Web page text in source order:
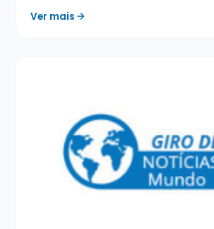
Ver mais